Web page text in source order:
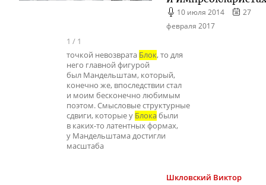
10 июля 2014
27
февраля 2017
1 / 1
точкой невозврата Блок, то для
него главной фигурой
был Мандельштам, который,
конечно же, впоследствии стал
и моим бесконечно любимым
поэтом. Смысловые структурные
сдвиги, которые у Блокабыли
в каких-то латентных формах,
у Мандельштама достигли
масштаба
Шкловский Виктор